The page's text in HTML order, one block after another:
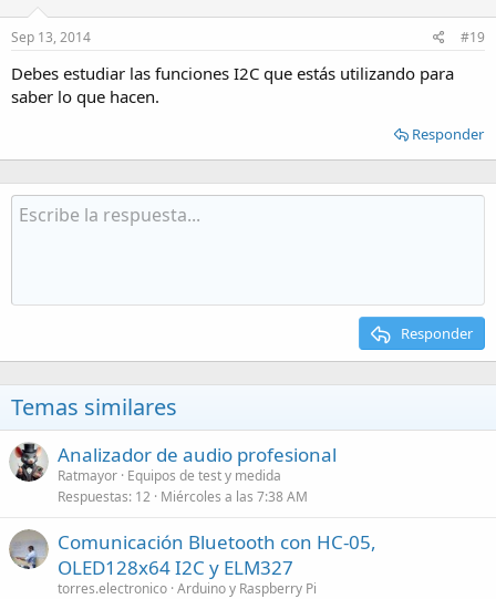
Sep 13, 2014 #19
Debes estudiar las funciones I2C que estás utilizando para
saber lo que hacen.
Responder
Responder
Temas similares
Analizador de audio profesional
Ratmayor Equipos de test y medida
Respuestas 12 Miércoles a las 7:38 AM
Comunicación Bluetooth con HC-05,
OLED128x64 I2C y ELM327
torres.electronico Arduino y Raspberry Pi